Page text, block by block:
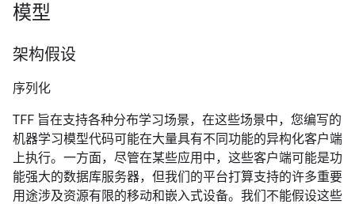
模型
架构假设
序列化
TFF 旨在支持各种分布学习场景，在这些场景中，您编写的
机器学习模型代码可能在大量具有不同功能的异构化客户端
上执行。一方面，尽管在某些应用中，这些客户端可能是功
能强大的数据库服务器，但我们的平台打算支持的许多重要
用途涉及资源有限的移动和嵌入式设备。我们不能假设这些